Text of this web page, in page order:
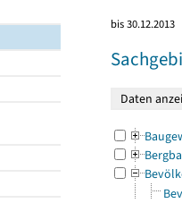
bis 30.12.2013